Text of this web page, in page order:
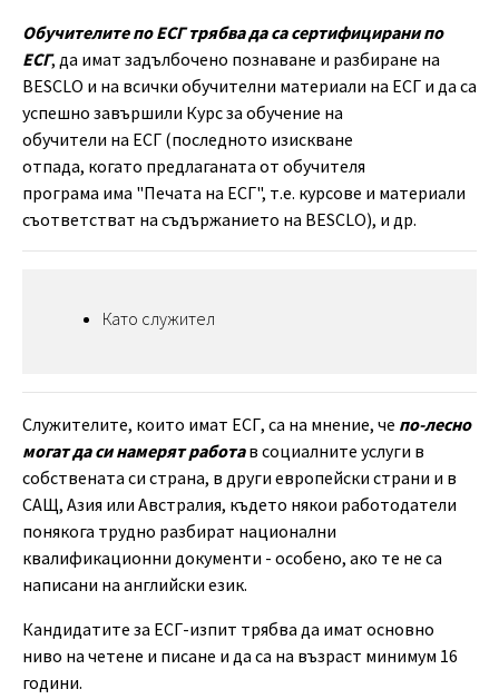
Обучителите по ЕСГ трябва да са сертифицирани по
ECГ, да имат задълбочено познаване и разбиране на
BESCLO и на всички обучителни материали на ECГ и да са
успешно завършили Курс за обучение на
обучители на ЕCГ (последното изискване
отпада, когато предлаганата от обучителя
програма има "Печата на ЕСГ", т.е. курсове и материали
съответстват на съдържанието на BESCLO), и др.
Като служител
Служителите, които имат ЕСГ, са на мнение, че по-лесно
могат да си намерят работав социалните услуги в
собствената си страна, в други европейски страни и в
САЩ, Азия или Австралия, където някои работодатели
понякога трудно разбират национални
квалификационни документи - особено, ако те не са
написани на английски език.
Кандидатите за ЕСГ-изпит трябва да имат основно
ниво на четене и писане и да са на възраст минимум 16
години.